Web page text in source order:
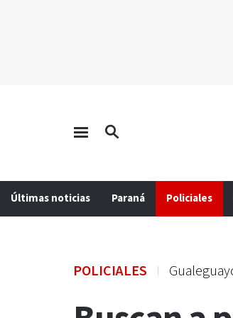
Últimas noticias Paraná Policiales
POLICIALES